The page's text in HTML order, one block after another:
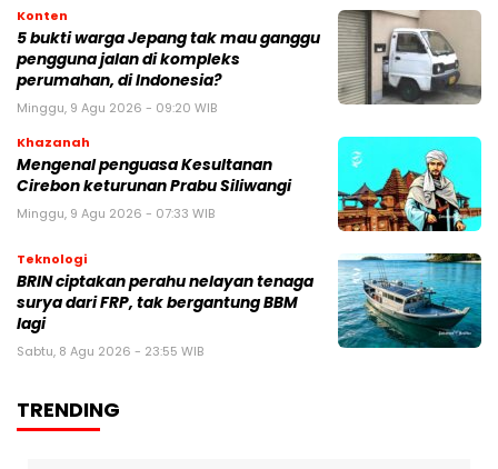
Konten
5 bukti warga Jepang tak mau ganggu
pengguna jalan di kompleks
perumahan, di Indonesia?
Minggu, 9 Agu 2026 - 09:20 WIB
Khazanah
Mengenal penguasa Kesultanan
Cirebon keturunan Prabu Siliwangi
Minggu, 9 Agu 2026 - 07:33 WIB
Teknologi
BRIN ciptakan perahu nelayan tenaga
surya dari FRP, tak bergantung BBM
lagi
Sabtu, 8 Agu 2026 - 23:55 WIB
TRENDING